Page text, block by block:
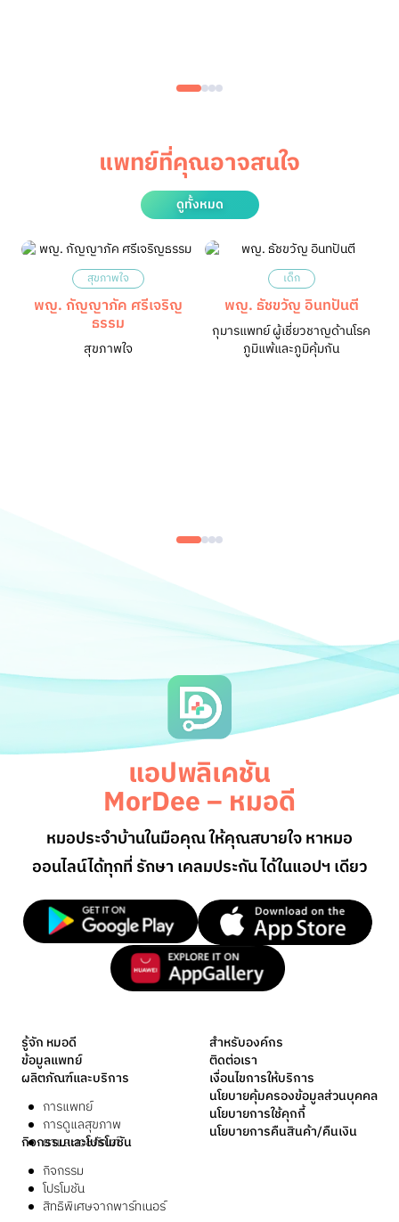
แพทย์ที่คุณอาจสนใจ
ดูทั้งหมด
สุขภาพใจ
พญ. กัญญาภัค ศรีเจริญ​
ธรรม
สุขภาพใจ
เด็ก
พญ. ธัชขวัญ อินทปันตี
กุมารแพทย์ ผู้เชี่ยวชาญด้านโรค
ภูมิแพ้และภูมิคุ้มกัน
แอปพลิเคชัน
MorDee – หมอดี
หมอประจำบ้านในมือคุณ ให้คุณสบายใจ หาหมอ
ออนไลน์ได้ทุกที่ รักษา เคลมประกัน ได้ในแอปฯ เดียว
รู้จัก หมอดี
ข้อมูลแพทย์
ผลิตภัณฑ์และบริการ
การแพทย์
การดูแลสุขภาพ
ยาและเวชภัณฑ์
กิจกรรมและโปรโมชัน
กิจกรรม
โปรโมชัน
สิทธิพิเศษจากพาร์ทเนอร์
สำหรับองค์กร
ติดต่อเรา
เงื่อนไขการให้บริการ
นโยบายคุ้มครองข้อมูลส่วนบุคคล
นโยบายการใช้คุกกี้
นโยบายการคืนสินค้า/คืนเงิน